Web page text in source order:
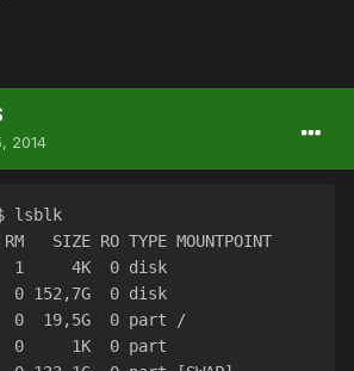
2014
$ lsblk
SIZE RO TYPE MOUNTPOINT
4K  0 disk
152,7G  0 disk
0  19,5G  0 part /
0     1K  0 part